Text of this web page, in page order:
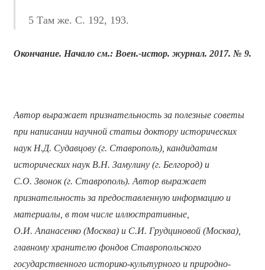
5 Там же. С. 192, 193.
Окончание. Начало см.: Воен.-истор. журнал. 2017. № 9.
Автор выражает признательность за полезные советы
при написании научной статьи доктору исторических
наук Н.Д. Судавцову (г. Ставрополь), кандидатам
исторических наук В.Н. Замулину (г. Белгород) и
С.О. Звонок (г. Ставрополь). Автор выражает
признательность за предоставленную информацию и
материалы, в том числе иллюстративные,
О.И. Апанасенко (Москва) и С.И. Грудциновой (Москва),
главному хранителю фондов Ставропольского
государственного историко-культурного и природно-